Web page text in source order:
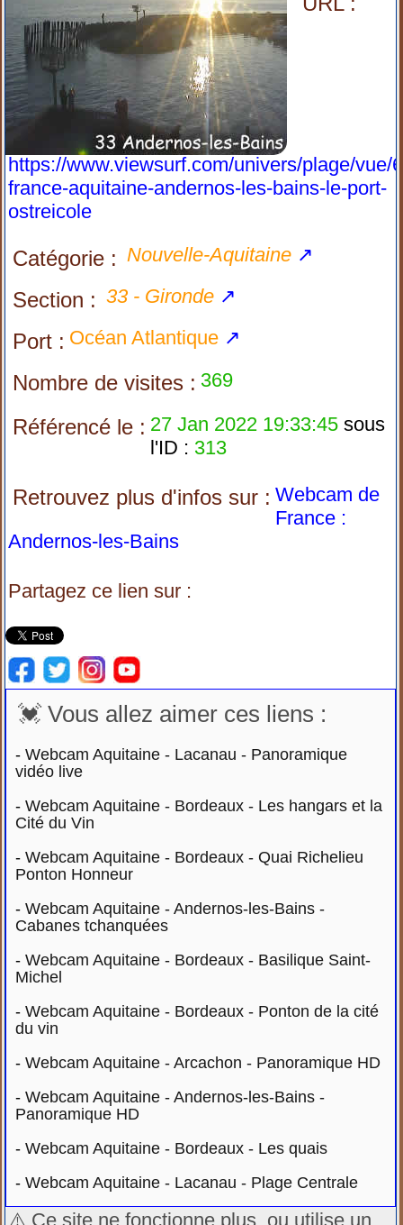
https://www.viewsurf.com/univers/plage/vue/
france-aquitaine-andernos-les-bains-le-port-
ostreicole
Catégorie : Nouvelle-Aquitaine ↗
Section : 33 - Gironde ↗
Port : Océan Atlantique ↗
Nombre de visites : 369
Référencé le : 27 Jan 2022 19:33:45 sous
l'ID : 313
Retrouvez plus d'infos sur : Webcam de
France :
Andernos-les-Bains
Partagez ce lien sur :
💓 Vous allez aimer ces liens :
-Webcam Aquitaine - Lacanau - Panoramique
vidéo live
-Webcam Aquitaine - Bordeaux - Les hangars et la
Cité du Vin
-Webcam Aquitaine - Bordeaux - Quai Richelieu
Ponton Honneur
-Webcam Aquitaine - Andernos-les-Bains -
Cabanes tchanquées
-Webcam Aquitaine - Bordeaux - Basilique Saint-
Michel
-Webcam Aquitaine - Bordeaux - Ponton de la cité
du vin
-Webcam Aquitaine - Arcachon - Panoramique HD
-Webcam Aquitaine - Andernos-les-Bains -
Panoramique HD
-Webcam Aquitaine - Bordeaux - Les quais
-Webcam Aquitaine - Lacanau - Plage Centrale
⚠️ Ce site ne fonctionne plus, ou utilise un